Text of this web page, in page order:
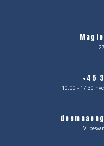
+45
10.00 - 17:30
Vi